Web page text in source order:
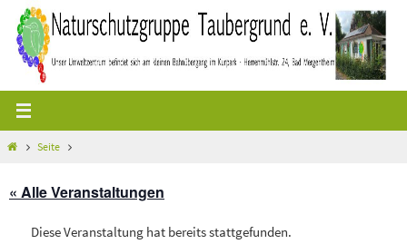
Zum
Inhalt
springen
StartSeite
« Alle Veranstaltungen
Diese Veranstaltung hat bereits stattgefunden.